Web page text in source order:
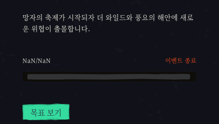
망자의 축제가 시작되자 더 와일드와 풍요의 해안에 새로
운 위협이 출몰합니다.
NaN/NaN 이벤트 종료
목표 보기